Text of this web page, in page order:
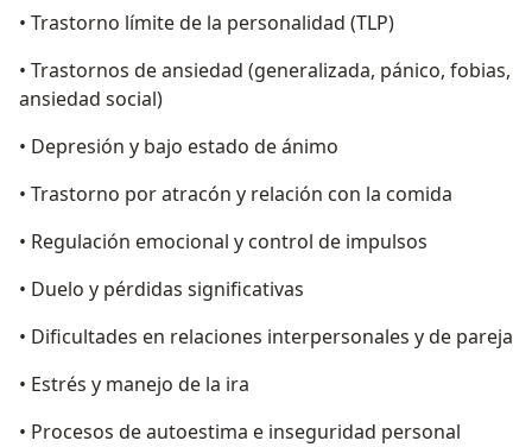
• Trastorno límite de la personalidad (TLP)
• Trastornos de ansiedad (generalizada, pánico, fobias,
ansiedad social)
• Depresión y bajo estado de ánimo
• Trastorno por atracón y relación con la comida
• Regulación emocional y control de impulsos
• Duelo y pérdidas significativas
• Dificultades en relaciones interpersonales y de pareja
• Estrés y manejo de la ira
• Procesos de autoestima e inseguridad personal